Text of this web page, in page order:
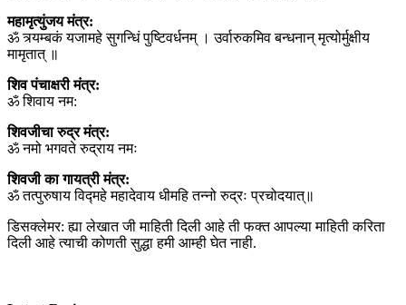
महामृत्युंजय मंत्र:
ॐ त्र्यम्बकं यजामहे सुगन्धिं पुष्टिवर्धनम् । उर्वारुकमिव बन्धनान् मृत्योर्मुक्षीय
मामृतात् ॥
शिव पंचाक्षरी मंत्र:
ॐ शिवाय नम:
शिवजीचा रुद्र मंत्र:
ॐ नमो भगवते रुद्राय नमः
शिवजी का गायत्री मंत्र:
ॐ तत्पुरुषाय विद्महे महादेवाय धीमहि तन्नो रुद्रः प्रचोदयात्॥
डिसक्लेमर: ह्या लेखात जी माहिती दिली आहे ती फक्त आपल्या माहिती करिता
दिली आहे त्याची कोणती सुद्धा हमी आम्ही घेत नाही.